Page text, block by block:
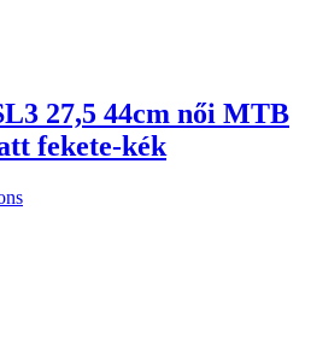
27,5 44cm női MTB
fekete-kék